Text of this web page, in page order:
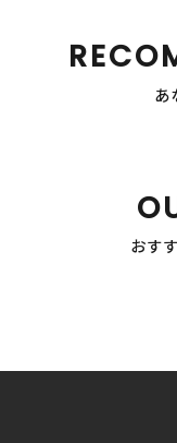
あ
おす